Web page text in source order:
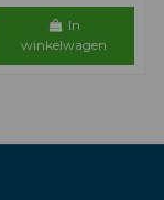
In
winkelwagen